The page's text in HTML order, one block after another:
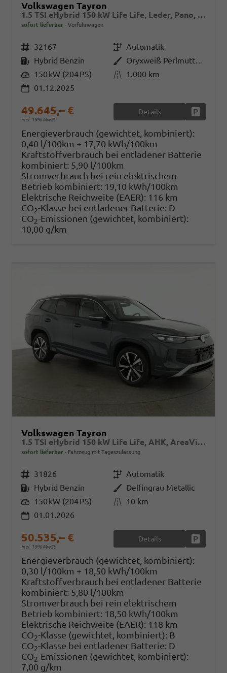
Volkswagen Tayron
1.5 TSI eHybrid 150 kW Life Life, Leder, Pano, HuD, AHK, AreaView, Side, Navi, Winter, 5-J. Garantie
sofort lieferbar Vorführwagen
Fahrzeugnr. 32167 GetriebeAutomatik
Kraftstoff Hybrid Benzin Außenfarbe
Oryxweiß Perlmutteffekt
Leistung 150 kW (204 PS) Kilometerstand 1.000 km
01.12.2025
49.645,– €
incl. 19% MwSt.
Details
Energieverbrauch (gewichtet, kombiniert):
0,40 l/100km + 17,70 kWh/100km
Kraftstoffverbrauch bei entladener Batterie
kombiniert: 5,90 l/100km
Stromverbrauch bei rein elektrischem
Betrieb kombiniert: 19,10 kWh/100km
Elektrische Reichweite (EAER): 116 km
CO2-Klasse bei entladener Batterie: D
CO2-Emissionen (gewichtet, kombiniert):
10,00 g/km
Volkswagen Tayron
1.5 TSI eHybrid 150 kW Life Life, AHK, AreaView, Side, Navi, Winter, 5-J. Garantie
sofort lieferbar Fahrzeug mit Tageszulassung
Fahrzeugnr. 31826 GetriebeAutomatik
Kraftstoff Hybrid Benzin AußenfarbeDelfingrau Metallic
Leistung 150 kW (204 PS) Kilometerstand 10 km
01.01.2026
50.535,– €
incl. 19% MwSt.
Details
Energieverbrauch (gewichtet, kombiniert):
0,30 l/100km + 18,50 kWh/100km
Kraftstoffverbrauch bei entladener Batterie
kombiniert: 5,80 l/100km
Stromverbrauch bei rein elektrischem
Betrieb kombiniert: 18,50 kWh/100km
Elektrische Reichweite (EAER): 118 km
CO2-Klasse (gewichtet, kombiniert): B
CO2-Klasse bei entladener Batterie: D
CO2-Emissionen (gewichtet, kombiniert):
7,00 g/km